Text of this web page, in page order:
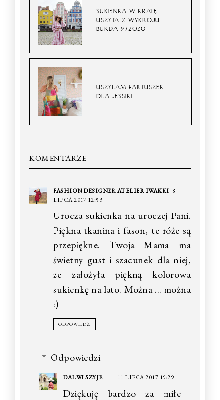
SUKIENKA W KRATĘ
USZYTA Z WYKROJU
BURDA 9/2020
USZYŁAM FARTUSZEK
DLA JESSIKI
KOMENTARZE
FASHION DESIGNER ATELIER IWAKKI 8
LIPCA 2017 12:53
Urocza sukienka na uroczej Pani.
Piękna tkanina i fason, te róże są
przepiękne. Twoja Mama ma
świetny gust i szacunek dla niej,
że założyła piękną kolorowa
sukienkę na lato. Można ... można
:)
ODPOWIEDZ
Odpowiedzi
DALWI SZYJE 11 LIPCA 2017 19:29
Dziękuję bardzo za miłe